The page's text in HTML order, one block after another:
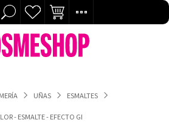
UÑAS ESMALTES
- ESMALTE - EFECTO GEL - 4.50